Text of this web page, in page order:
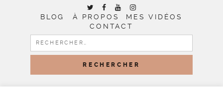
BLOG À PROPOS
MES VIDÉOS
CONTACT
RECHERCHER :